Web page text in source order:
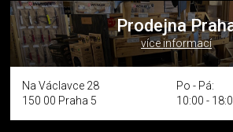
Prodejna
více informací
Na Václavce 28
150 00 Praha 5
Po - Pá:
10:00 -